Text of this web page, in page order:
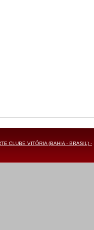
CLUBE VITÓRIA (BAHIA - BRASIL) -